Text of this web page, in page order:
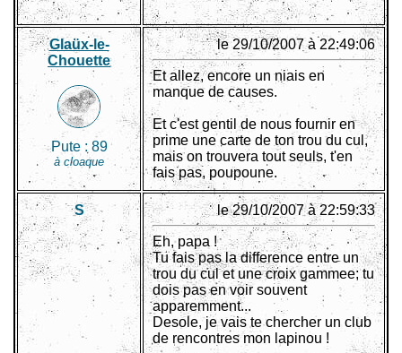
Glaüx-le-
Chouette
Pute : 89
à cloaque
le 29/10/2007 à 22:49:06
Et allez, encore un niais en
manque de causes.
Et c'est gentil de nous fournir en
prime une carte de ton trou du cul,
mais on trouvera tout seuls, t'en
fais pas, poupoune.
S le 29/10/2007 à 22:59:33
Eh, papa !
Tu fais pas la difference entre un
trou du cul et une croix gammee; tu
dois pas en voir souvent
apparemment...
Desole, je vais te chercher un club
de rencontres mon lapinou !